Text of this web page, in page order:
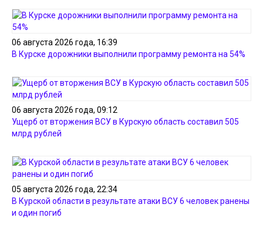
06 августа 2026 года, 16:39
В Курске дорожники выполнили программу ремонта на 54%
06 августа 2026 года, 09:12
Ущерб от вторжения ВСУ в Курскую область составил 505
млрд рублей
05 августа 2026 года, 22:34
В Курской области в результате атаки ВСУ 6 человек ранены
и один погиб